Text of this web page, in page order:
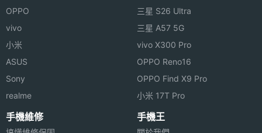
THL W200 功能特色
◎ WCDMA + GSM 雙卡雙待雙通話
◎ 5 吋 OGS 全貼合技術觸控螢幕、1280 x 720pixels
螢幕解析度
解析度
相機規格
OPPO
vivo
小米
ASUS
Sony
realme
三星 S26 Ultra
三星 A57 5G
vivo X300 Pro
OPPO Reno16
OPPO Find X9 Pro
小米 17T Pro
手機維修 手機王